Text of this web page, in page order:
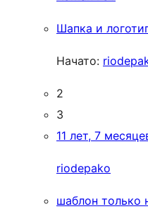
Шапка и
Начато:
2
3
11 лет, 7
riodepako
шаблон только